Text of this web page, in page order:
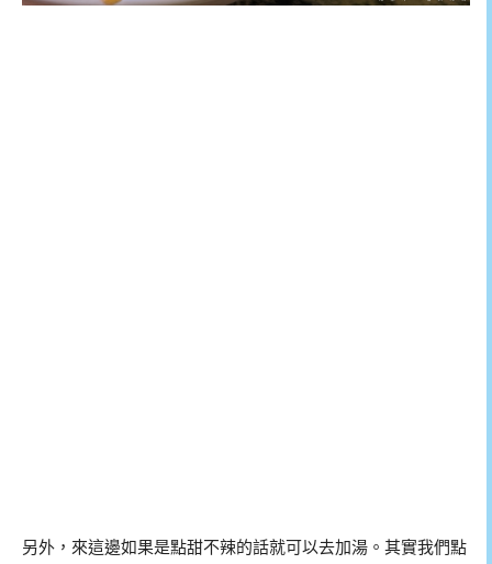
另外，來這邊如果是點甜不辣的話就可以去加湯。其實我們點